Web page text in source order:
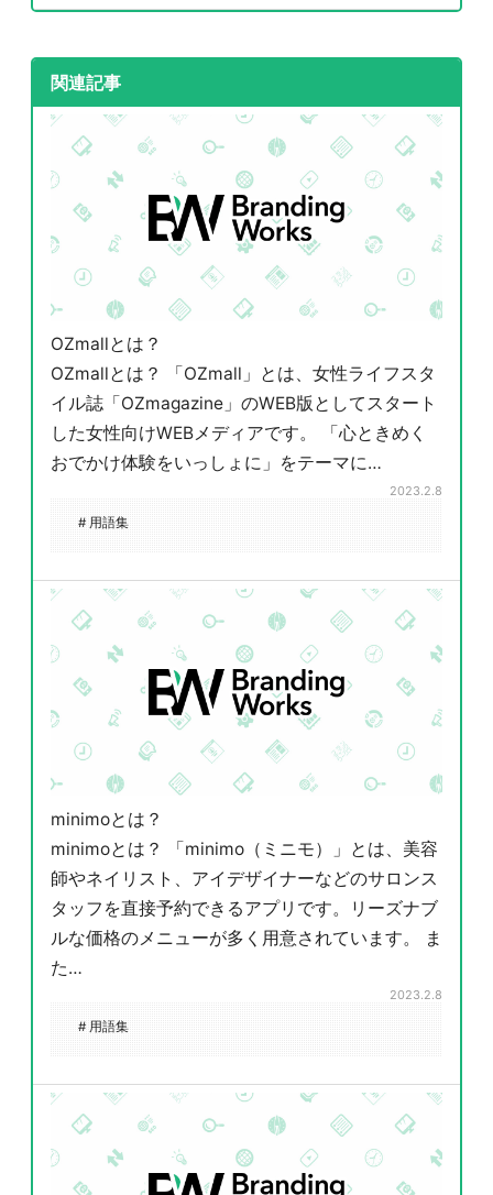
関連記事
OZmallとは？
OZmallとは？ 「OZmall」とは、女性ライフスタ
イル誌「OZmagazine」のWEB版としてスタート
した女性向けWEBメディアです。 「心ときめく
おでかけ体験をいっしょに」をテーマに…
2023.2.8
# 用語集
minimoとは？
minimoとは？ 「minimo（ミニモ）」とは、美容
師やネイリスト、アイデザイナーなどのサロンス
タッフを直接予約できるアプリです。リーズナブ
ルな価格のメニューが多く用意されています。 ま
た…
2023.2.8
# 用語集